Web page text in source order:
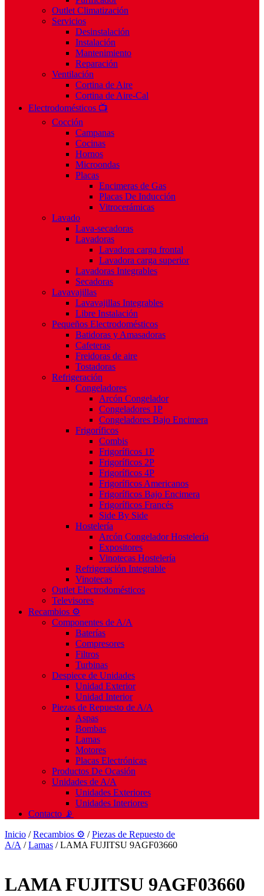
Outlet Climatización
Servicios
Desinstalación
Instalación
Mantenimiento
Reparación
Ventilación
Cortina de Aire
Cortina de Aire-Cal
Electrodomésticos 📺
Cocción
Campanas
Cocinas
Hornos
Microondas
Placas
Encimeras de Gas
Placas De Inducción
Vitrocerámicas
Lavado
Lava-secadoras
Lavadoras
Lavadora carga frontal
Lavadora carga superior
Lavadoras Integrables
Secadoras
Lavavajillas
Lavavajillas Integrables
Libre Instalación
Pequeños Electrodomésticos
Batidoras y Amasadoras
Cafeteras
Freidoras de aire
Tostadoras
Refrigeración
Congeladores
Arcón Congelador
Congeladores 1P
Congeladores Bajo Encimera
Frigoríficos
Combis
Frigoríficos 1P
Frigoríficos 2P
Frigoríficos 4P
Frigoríficos Americanos
Frigoríficos Bajo Encimera
Frigoríficos Francés
Side By Side
Hostelería
Arcón Congelador Hostelería
Expositores
Vinotecas Hostelería
Refrigeración Integrable
Vinotecas
Outlet Electrodomésticos
Televisores
Recambios ⚙️
Componentes de A/A
Baterías
Compresores
Filtros
Turbinas
Despiece de Unidades
Unidad Exterior
Unidad Interior
Piezas de Repuesto de A/A
Aspas
Bombas
Lamas
Motores
Placas Electrónicas
Productos De Ocasión
Unidades de A/A
Unidades Exteriores
Unidades Interiores
Contacto 📡
Inicio /Recambios ⚙️ /Piezas de Repuesto de
A/A /Lamas / LAMA FUJITSU 9AGF03660
LAMA FUJITSU 9AGF03660